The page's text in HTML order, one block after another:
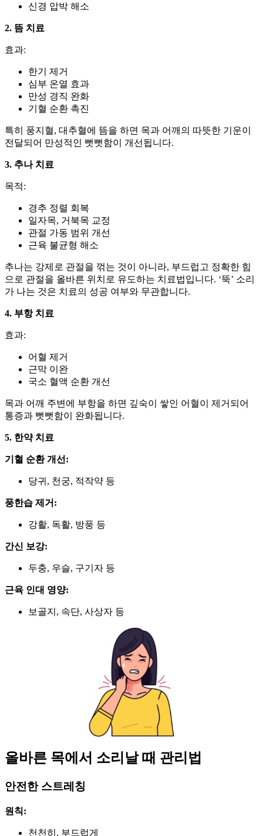
신경 압박 해소
2. 뜸 치료
효과:
한기 제거
심부 온열 효과
만성 경직 완화
기혈 순환 촉진
특히 풍지혈, 대추혈에 뜸을 하면 목과 어깨의 따뜻한 기운이
전달되어 만성적인 뻣뻣함이 개선됩니다.
3. 추나 치료
목적:
경추 정렬 회복
일자목, 거북목 교정
관절 가동 범위 개선
근육 불균형 해소
추나는 강제로 관절을 꺾는 것이 아니라, 부드럽고 정확한 힘
으로 관절을 올바른 위치로 유도하는 치료법입니다. ‘뚝’ 소리
가 나는 것은 치료의 성공 여부와 무관합니다.
4. 부항 치료
효과:
어혈 제거
근막 이완
국소 혈액 순환 개선
목과 어깨 주변에 부항을 하면 깊숙이 쌓인 어혈이 제거되어
통증과 뻣뻣함이 완화됩니다.
5. 한약 치료
기혈 순환 개선:
당귀, 천궁, 적작약 등
풍한습 제거:
강활, 독활, 방풍 등
간신 보강:
두충, 우슬, 구기자 등
근육 인대 영양:
보골지, 속단, 사상자 등
올바른 목에서 소리날 때 관리법
안전한 스트레칭
원칙:
천천히, 부드럽게